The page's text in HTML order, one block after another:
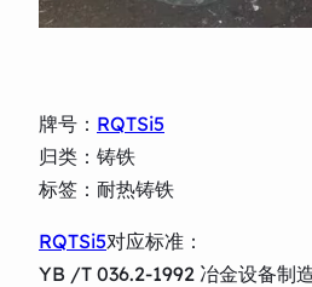
牌号： RQTSi5
归类：铸铁
标签：耐热铸铁
RQTSi5对应标准：
YB /T 036.2-1992 冶金设备制